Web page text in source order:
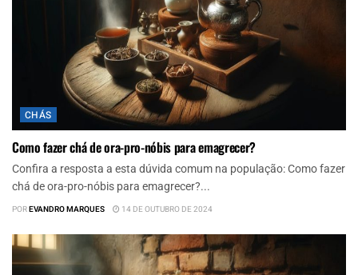
CHÁS
Como fazer chá de ora-pro-nóbis para emagrecer?
Confira a resposta a esta dúvida comum na população: Como fazer
chá de ora-pro-nóbis para emagrecer?...
POREVANDRO MARQUES 14 DE OUTUBRO DE 2024